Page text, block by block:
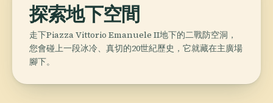
探索地下空間
走下Piazza Vittorio Emanuele II地下的二戰防空洞，
您會碰上一段冰冷、真切的20世紀歷史，它就藏在主廣場
腳下。